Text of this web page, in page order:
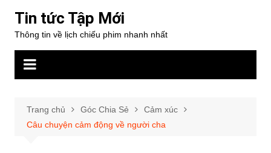
phần
Tin tức Tập Mới
Thông tin về lịch chiếu phim nhanh nhất
Trang chủ Góc Chia Sẻ
Cảm xúc
Câu chuyện cảm động về người cha